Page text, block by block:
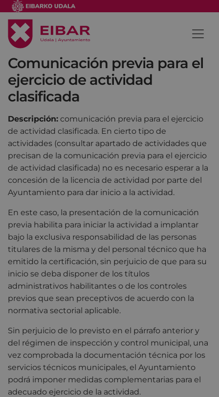
Comunicación previa para el
ejercicio de actividad
clasificada
Descripción: comunicación previa para el ejercicio
de actividad clasificada. En cierto tipo de
actividades (consultar apartado de actividades que
precisan de la comunicación previa para el ejercicio
de actividad clasificada) no es necesario esperar a la
concesión de la licencia de actividad por parte del
Ayuntamiento para dar inicio a la actividad.
En este caso, la presentación de la comunicación
previa habilita para iniciar la actividad a implantar
bajo la exclusiva responsabilidad de las personas
titulares de la misma y del personal técnico que ha
emitido la certificación, sin perjuicio de que para su
inicio se deba disponer de los títulos
administrativos habilitantes o de los controles
previos que sean preceptivos de acuerdo con la
normativa sectorial aplicable.
Sin perjuicio de lo previsto en el párrafo anterior y
del régimen de inspección y control municipal, una
vez comprobada la documentación técnica por los
servicios técnicos municipales, el Ayuntamiento
podrá imponer medidas complementarias para el
adecuado ejercicio de la actividad.